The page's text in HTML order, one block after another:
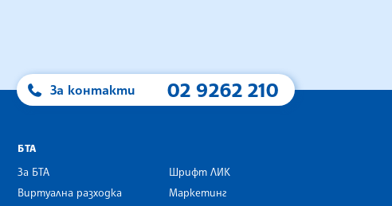
За контакти 02 9262 210
БТА
За БТА
Виртуална разходка
Шрифт ЛИК
Маркетинг